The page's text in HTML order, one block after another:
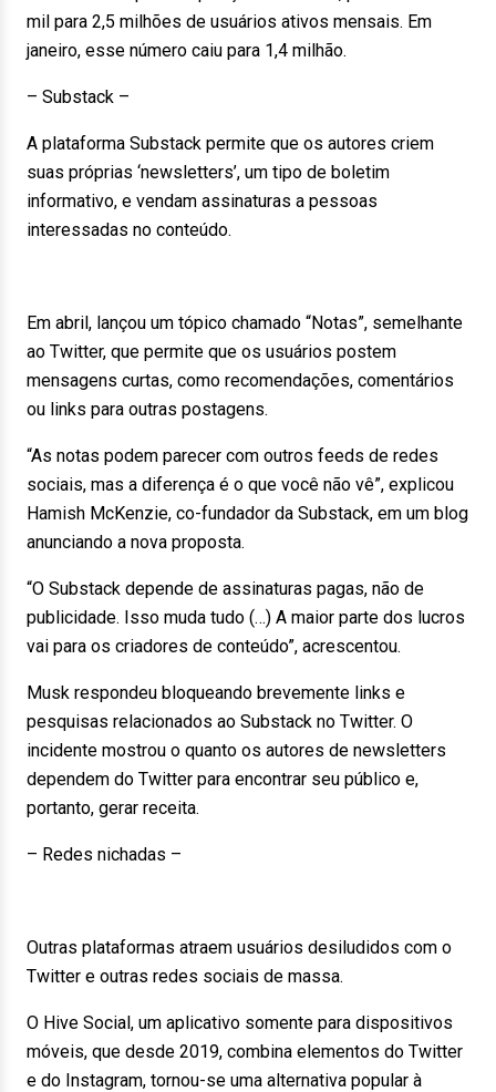
mil para 2,5 milhões de usuários ativos mensais. Em
janeiro, esse número caiu para 1,4 milhão.
– Substack –
A plataforma Substack permite que os autores criem
suas próprias ‘newsletters’, um tipo de boletim
informativo, e vendam assinaturas a pessoas
interessadas no conteúdo.
Em abril, lançou um tópico chamado “Notas”, semelhante
ao Twitter, que permite que os usuários postem
mensagens curtas, como recomendações, comentários
ou links para outras postagens.
“As notas podem parecer com outros feeds de redes
sociais, mas a diferença é o que você não vê”, explicou
Hamish McKenzie, co-fundador da Substack, em um blog
anunciando a nova proposta.
“O Substack depende de assinaturas pagas, não de
publicidade. Isso muda tudo (…) A maior parte dos lucros
vai para os criadores de conteúdo”, acrescentou.
Musk respondeu bloqueando brevemente links e
pesquisas relacionados ao Substack no Twitter. O
incidente mostrou o quanto os autores de newsletters
dependem do Twitter para encontrar seu público e,
portanto, gerar receita.
– Redes nichadas –
Outras plataformas atraem usuários desiludidos com o
Twitter e outras redes sociais de massa.
O Hive Social, um aplicativo somente para dispositivos
móveis, que desde 2019, combina elementos do Twitter
e do Instagram, tornou-se uma alternativa popular à